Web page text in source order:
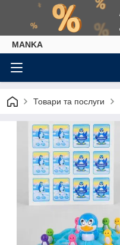
МАNKА
Товари та послуги